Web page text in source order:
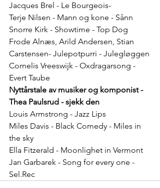
Jacques Brel - Le Bourgeois-
Terje Nilsen - Mann og kone - Sånn
Snorre Kirk - Showtime - Top Dog
Frode Alnæs, Arild Andersen, Stian
Carstensen- Julepotpurri - Julegløggen
Cornelis Vreeswijk - Oxdragarsong -
Evert Taube
Nyttårstale av musiker og komponist -
Thea Paulsrud - sjekk den
Louis Armstrong - Jazz Lips
Miles Davis - Black Comedy - Miles in
the sky
Ella Fitzerald - Moonlighet in Vermont
Jan Garbarek - Song for every one -
Sel.Rec